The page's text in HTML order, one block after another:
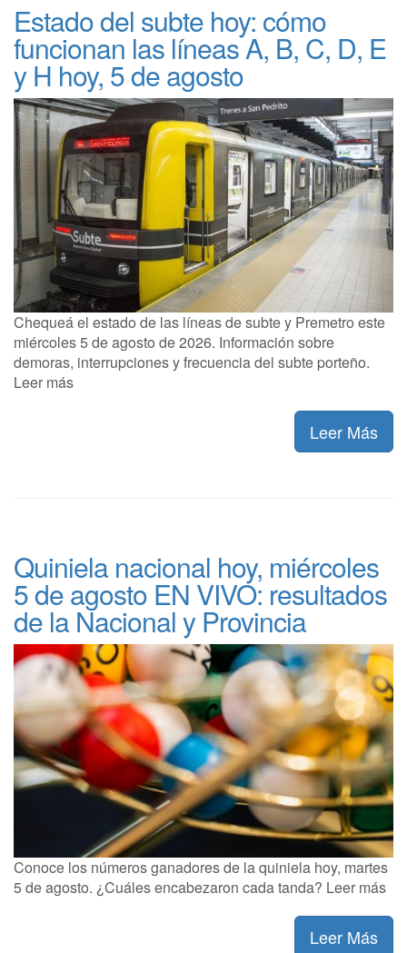
Estado del subte hoy: cómo
funcionan las líneas A, B, C, D, E
y H hoy, 5 de agosto
Chequeá el estado de las líneas de subte y Premetro este
miércoles 5 de agosto de 2026. Información sobre
demoras, interrupciones y frecuencia del subte porteño.
Leer más
Leer Más
Quiniela nacional hoy, miércoles
5 de agosto EN VIVO: resultados
de la Nacional y Provincia
Conoce los números ganadores de la quiniela hoy, martes
5 de agosto. ¿Cuáles encabezaron cada tanda? Leer más
Leer Más